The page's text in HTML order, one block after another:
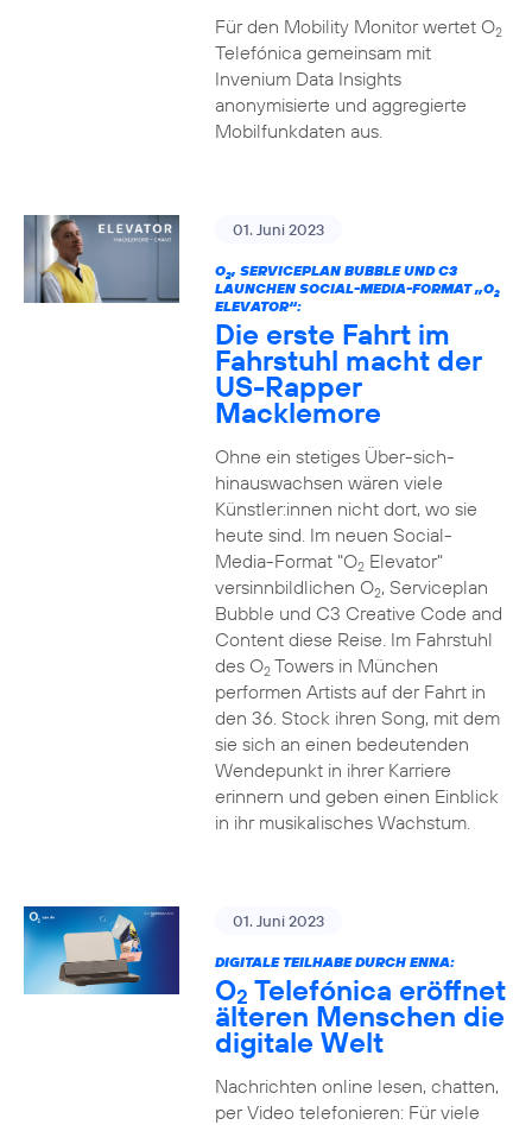
Für den Mobility Monitor wertet O2
Telefónica gemeinsam mit
Invenium Data Insights
anonymisierte und aggregierte
Mobilfunkdaten aus.
01. Juni 2023
O2, SERVICEPLAN BUBBLE UND C3
LAUNCHEN SOCIAL-MEDIA-FORMAT „O2
ELEVATOR“:
Die erste Fahrt im
Fahrstuhl macht der
US-Rapper
Macklemore
Ohne ein stetiges Über-sich-
hinauswachsen wären viele
Künstler:innen nicht dort, wo sie
heute sind. Im neuen Social-
Media-Format "O2Elevator"
versinnbildlichen O2, Serviceplan
Bubble und C3 Creative Code and
Content diese Reise. Im Fahrstuhl
des O2Towers in München
performen Artists auf der Fahrt in
den 36. Stock ihren Song, mit dem
sie sich an einen bedeutenden
Wendepunkt in ihrer Karriere
erinnern und geben einen Einblick
in ihr musikalisches Wachstum.
01. Juni 2023
DIGITALE TEILHABE DURCH ENNA:
O2 Telefónica eröffnet
älteren Menschen die
digitale Welt
Nachrichten online lesen, chatten,
per Video telefonieren: Für viele